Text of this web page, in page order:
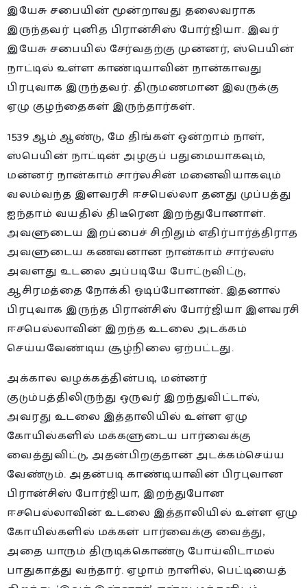
இயேசு சபையின் மூன்றாவது தலைவராக
இருந்தவர் புனித பிரான்சிஸ் போர்ஜியா. இவர்
இயேசு சபையில் சேர்வதற்கு முன்னர், ஸ்பெயின்
நாட்டில் உள்ள காண்டியாவின் நான்காவது
பிரபுவாக இருந்தவர். திருமணமான இவருக்கு
ஏழு குழந்தைகள் இருந்தார்கள்.
1539 ஆம் ஆண்டு, மே திங்கள் ஒன்றாம் நாள்,
ஸ்பெயின் நாட்டின் அழகுப் பதுமையாகவும்,
மன்னர் நான்காம் சார்லசின் மனைவியாகவும்
வலம்வந்த இளவரசி ஈசபெல்லா தனது முப்பத்து
ஐந்தாம் வயதில் திடீரென இறந்துபோனாள்.
அவளுடைய இறப்பைச் சிறிதும் எதிர்பார்த்திராத
அவளுடைய கணவனான நான்காம் சார்லஸ்
அவளது உடலை அப்படியே போட்டுவிட்டு,
ஆசிரமத்தை நோக்கி ஓடிப்போனான். இதனால்
பிரபுவாக இருந்த பிரான்சிஸ் போர்ஜியா இளவரசி
ஈசபெல்லாவின் இறந்த உடலை அடக்கம்
செய்யவேண்டிய சூழ்நிலை ஏற்பட்டது.
அக்கால வழக்கத்தின்படி, மன்னர்
குடும்பத்திலிருந்து ஒருவர் இறந்துவிட்டால்,
அவரது உடலை இத்தாலியில் உள்ள ஏழு
கோயில்களில் மக்களுடைய பார்வைக்கு
வைத்துவிட்டு, அதன்பிறகுதான் அடக்கம்செய்ய
வேண்டும். அதன்படி காண்டியாவின் பிரபுவான
பிரான்சிஸ் போர்ஜியா, இறந்துபோன
ஈசபெல்லாவின் உடலை இத்தாலியில் உள்ள ஏழு
கோயில்களில் மக்கள் பார்வைக்கு வைத்து,
அதை யாரும் திருடிக்கொண்டு போய்விடாமல்
பாதுகாத்து வந்தார். ஏழாம் நாளில், பெட்டியைத்